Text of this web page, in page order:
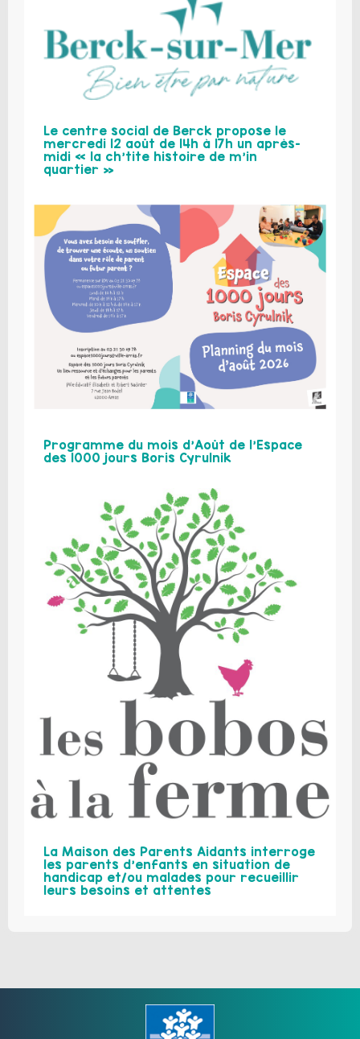
Le centre social de Berck propose le
mercredi 12 août de 14h à 17h un après-
midi « la ch’tite histoire de m’in
quartier »
Programme du mois d’Août de l’Espace
des 1000 jours Boris Cyrulnik
La Maison des Parents Aidants interroge
les parents d’enfants en situation de
handicap et/ou malades pour recueillir
leurs besoins et attentes